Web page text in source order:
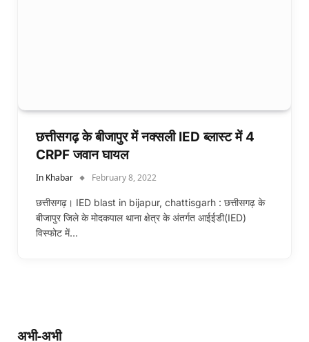
छत्तीसगढ़ के बीजापुर में नक्सली IED ब्लास्ट में 4
CRPF जवान घायल
In Khabar February 8, 2022
छत्तीसगढ़। IED blast in bijapur, chattisgarh : छत्तीसगढ़ के
बीजापुर जिले के मोदकपाल थाना क्षेत्र के अंतर्गत आईईडी(IED)
विस्फोट में…
अभी-अभी